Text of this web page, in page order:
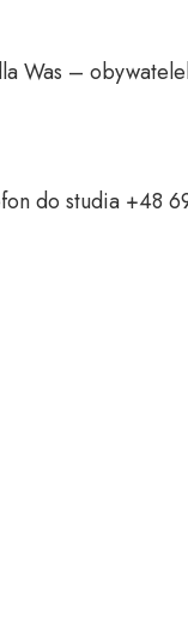
Was –
do studia +48